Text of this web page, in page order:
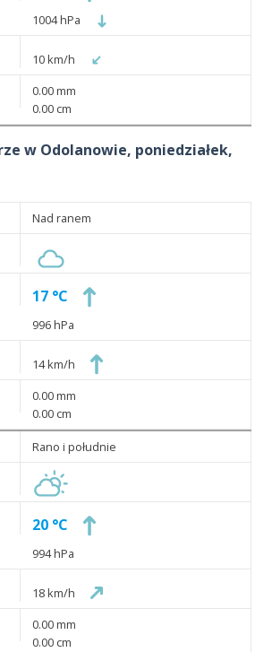
1004 hPa
10 km/h
0.00 mm
0.00 cm
w Odolanowie, poniedziałek,
Nad ranem
17 °C
996 hPa
14 km/h
0.00 mm
0.00 cm
Rano i południe
20 °C
994 hPa
18 km/h
0.00 mm
0.00 cm